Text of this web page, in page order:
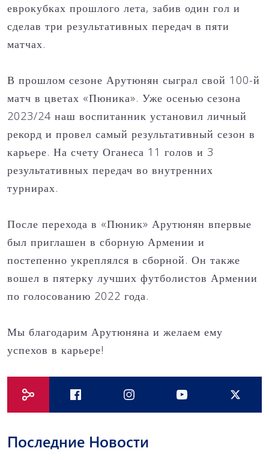
еврокубках прошлого лета, забив один гол и
сделав три результативных передач в пяти
матчах.
В прошлом сезоне Арутюнян сыграл свой 100-й
матч в цветах «Пюника». Уже осенью сезона
2023/24 наш воспитанник установил личный
рекорд и провел самый результативный сезон в
карьере. На счету Оганеса 11 голов и 3
результативных передач во внутренних
турнирах.
После перехода в «Пюник» Арутюнян впервые
был приглашен в сборную Армении и
постепенно укреплялся в сборной. Он также
вошел в пятерку лучших футболистов Армении
по голосованию 2022 года.
Мы благодарим Арутюняна и желаем ему
успехов в карьере!
Последние Новости